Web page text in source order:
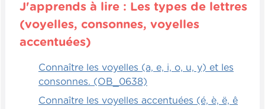
J'apprends à lire : Les types de lettres
(voyelles, consonnes, voyelles
accentuées)
Connaître les voyelles (a, e, i, o, u, y) et les
consonnes. (OB_0638)
Connaître les voyelles accentuées (é, è, ë, ê